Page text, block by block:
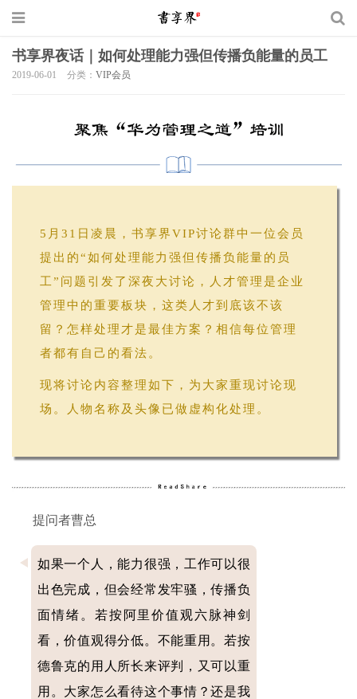
书享界夜话｜如何处理能力强但传播负能量的员工
2019-06-01 分类： VIP会员
5月31日凌晨，书享界VIP讨论群中一位会员
提出的“如何处理能力强但传播负能量的员
工”问题引发了深夜大讨论，人才管理是企业
管理中的重要板块，这类人才到底该不该
留？怎样处理才是最佳方案？相信每位管理
者都有自己的看法。
现将讨论内容整理如下，为大家重现讨论现
场。人物名称及头像已做虚构化处理。
提问者曹总
如果一个人，能力很强，工作可以很
出色完成，但会经常发牢骚，传播负
面情绪。若按阿里价值观六脉神剑
看，价值观得分低。不能重用。若按
德鲁克的用人所长来评判，又可以重
用。大家怎么看待这个事情？还是我